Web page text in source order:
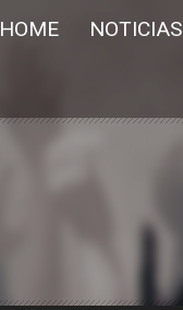
HOME NOTICIAS